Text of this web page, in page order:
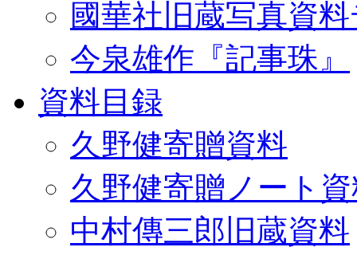
國華社旧蔵写真資
今泉雄作『記事珠』
資料目録
久野健寄贈資料
久野健寄贈ノート
中村傳三郎旧蔵資料